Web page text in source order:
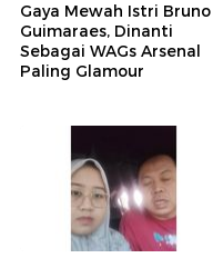
Gaya Mewah Istri Bruno
Guimaraes, Dinanti
Sebagai WAGs Arsenal
Paling Glamour